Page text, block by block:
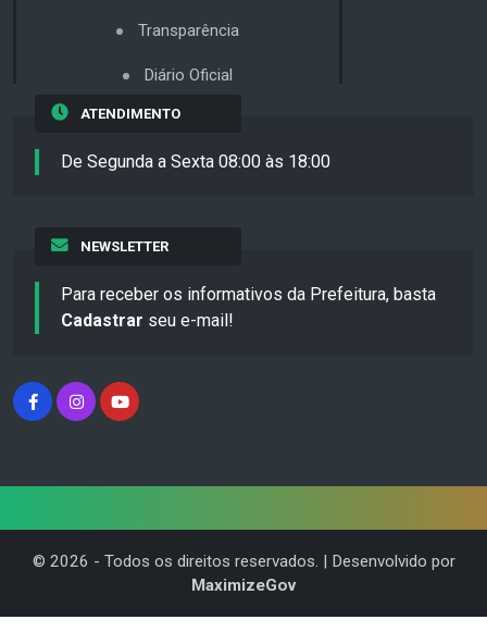
Transparência
Diário Oficial
ATENDIMENTO
De Segunda a Sexta 08:00 às 18:00
NEWSLETTER
Para receber os informativos da Prefeitura, basta
Cadastrar seu e-mail!
© 2026 - Todos os direitos reservados. | Desenvolvido por
MaximizeGov